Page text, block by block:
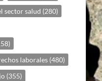
sector salud (280)
laborales (480)
(355)